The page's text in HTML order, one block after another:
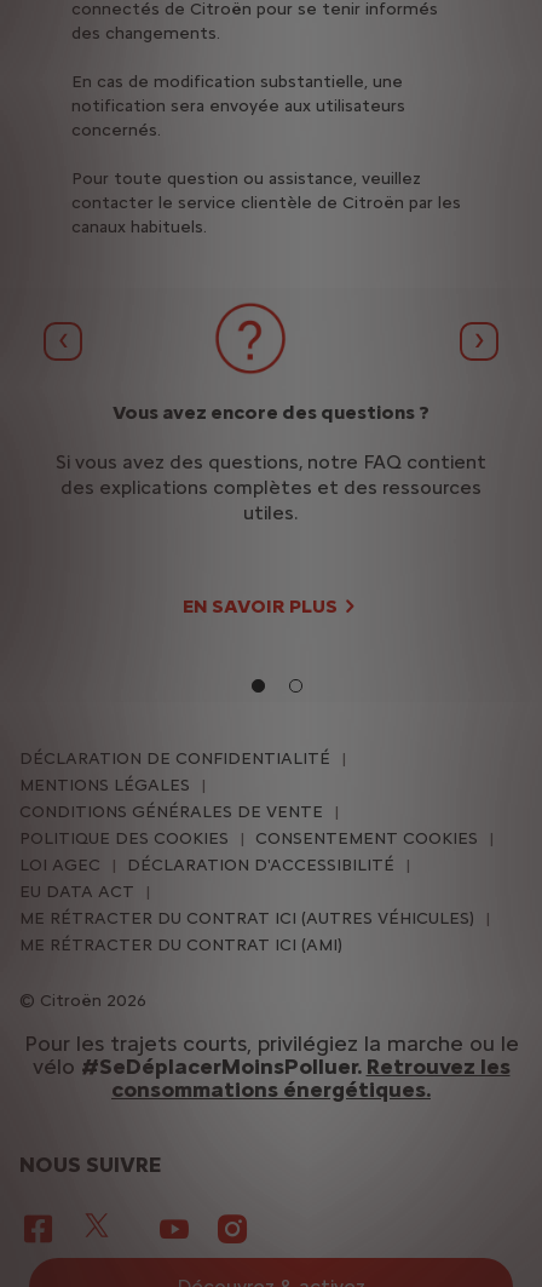
connectés de Citroën pour se tenir informés
des changements.
En cas de modification substantielle, une
notification sera envoyée aux utilisateurs
concernés.
Pour toute question ou assistance, veuillez
contacter le service clientèle de Citroën par les
canaux habituels.
Précédent
Vous avez encore des questions ?
Si vous avez des questions, notre FAQ contient
des explications complètes et des ressources
utiles.
EN SAVOIR PLUS
NOUS SUIVRE
Citroën 2026
DÉCLARATION DE CONFIDENTIALITÉ
MENTIONS LÉGALES
CONDITIONS GÉNÉRALES DE VENTE
POLITIQUE DES COOKIES
CONSENTEMENT COOKIES
LOI AGEC
DÉCLARATION D'ACCESSIBILITÉ
EU DATA ACT
ME RÉTRACTER DU CONTRAT ICI (AUTRES VÉHICULES)
ME RÉTRACTER DU CONTRAT ICI (AMI)
Pour les trajets courts, privilégiez la marche ou le
vélo #SeDéplacerMoinsPolluer. Retrouvez les
consommations énergétiques.